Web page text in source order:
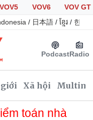
VOV5 VOV6
VOV GT
/ 日本語 / ខ្មែរ / 한국
PodcastRadio
Xã hội
toán nhà